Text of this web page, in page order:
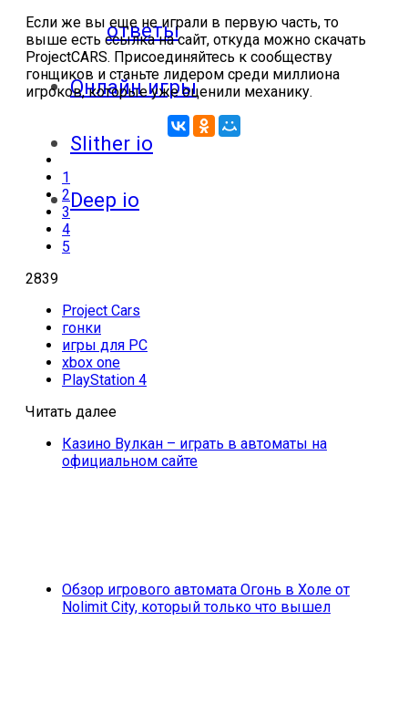
ответы
Онлайн игры
Slither io
Deep io
Если же вы еще не играли в первую часть, то
выше есть ссылка на сайт, откуда можно скачать
ProjectCARS. Присоединяйтесь к сообществу
гонщиков и станьте лидером среди миллиона
игроков, которые уже оценили механику.
1
2
3
4
5
2839
Project Cars
гонки
игры для PC
xbox one
PlayStation 4
Читать далее
Казино Вулкан – играть в автоматы на
официальном сайте
Обзор игрового автомата Огонь в Холе от
Nolimit City, который только что вышел